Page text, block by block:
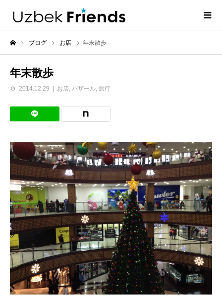
ブログ お店 年末散歩
年末散歩
2014.12.29 お店 バザール 旅行